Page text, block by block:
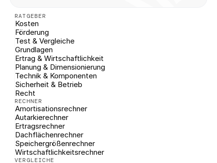
RATGEBER
Kosten
Förderung
Test & Vergleiche
Grundlagen
Ertrag & Wirtschaftlichkeit
Planung & Dimensionierung
Technik & Komponenten
Sicherheit & Betrieb
Recht
RECHNER
Amortisationsrechner
Autarkierechner
Ertragsrechner
Dachflächenrechner
Speichergrößenrechner
Wirtschaftlichkeitsrechner
VERGLEICHE